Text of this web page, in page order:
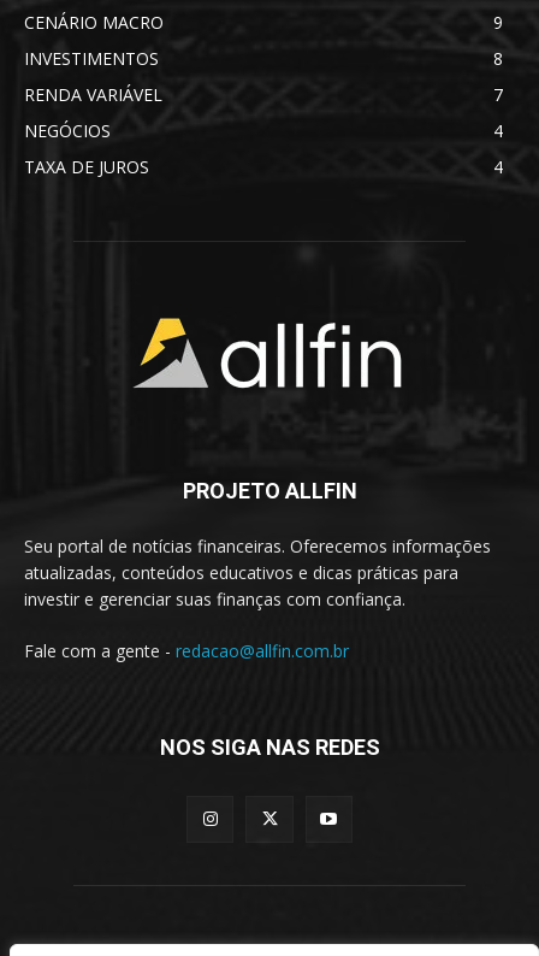
CENÁRIO MACRO
9
INVESTIMENTOS
8
RENDA VARIÁVEL
7
NEGÓCIOS
4
TAXA DE JUROS
4
PROJETO ALLFIN
Seu portal de notícias financeiras. Oferecemos informações
atualizadas, conteúdos educativos e dicas práticas para
investir e gerenciar suas finanças com confiança.
Fale com a gente - redacao@allfin.com.br
NOS SIGA NAS REDES